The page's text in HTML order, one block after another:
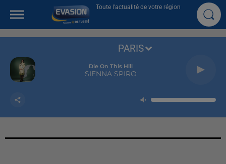
Toute l'actualité de votre région
Die On This Hill
SIENNA SPIRO
PARIS